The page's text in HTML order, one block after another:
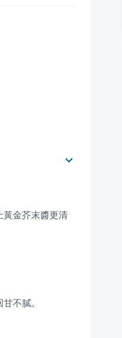
黃金芥末醬更清